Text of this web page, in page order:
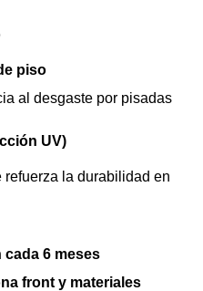
piso
al desgaste por pisadas
UV)
la durabilidad en
cada 6 meses
front y materiales